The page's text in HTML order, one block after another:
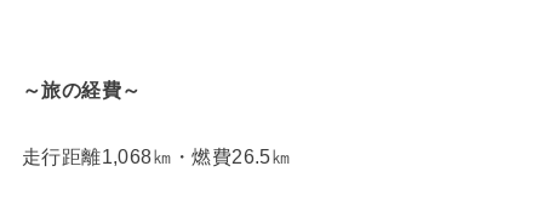
～旅の経費～
走行距離1,068㎞・燃費26.5㎞